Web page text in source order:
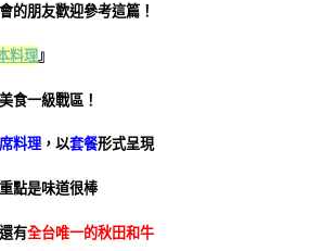
的朋友歡迎參考這篇！
料理』
食一級戰區！
料理 ，以套餐形式呈現
點是味道很棒
有全台唯一的秋田和牛